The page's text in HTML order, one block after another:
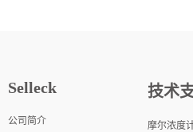
Selleck
公司简介
技术
摩尔浓度